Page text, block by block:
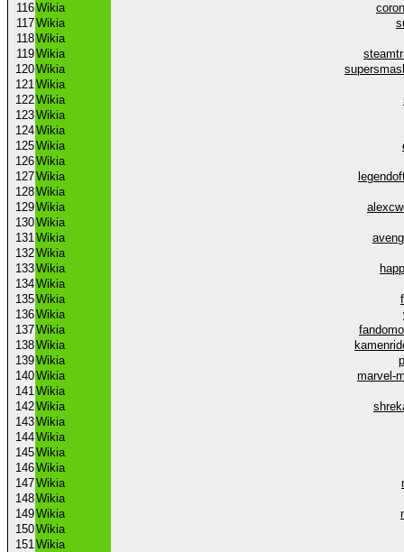
116Wikia
117Wikia
118Wikia
119Wikia
120Wikia
121Wikia
122Wikia
123Wikia
124Wikia
125Wikia
126Wikia
127Wikia
128Wikia
129Wikia
130Wikia
131Wikia
132Wikia
133Wikia
134Wikia
135Wikia
136Wikia
137Wikia
138Wikia
139Wikia
140Wikia
marvel-
141Wikia
142Wikia
143Wikia
144Wikia
145Wikia
146Wikia
147Wikia
148Wikia
149Wikia
150Wikia
151Wikia